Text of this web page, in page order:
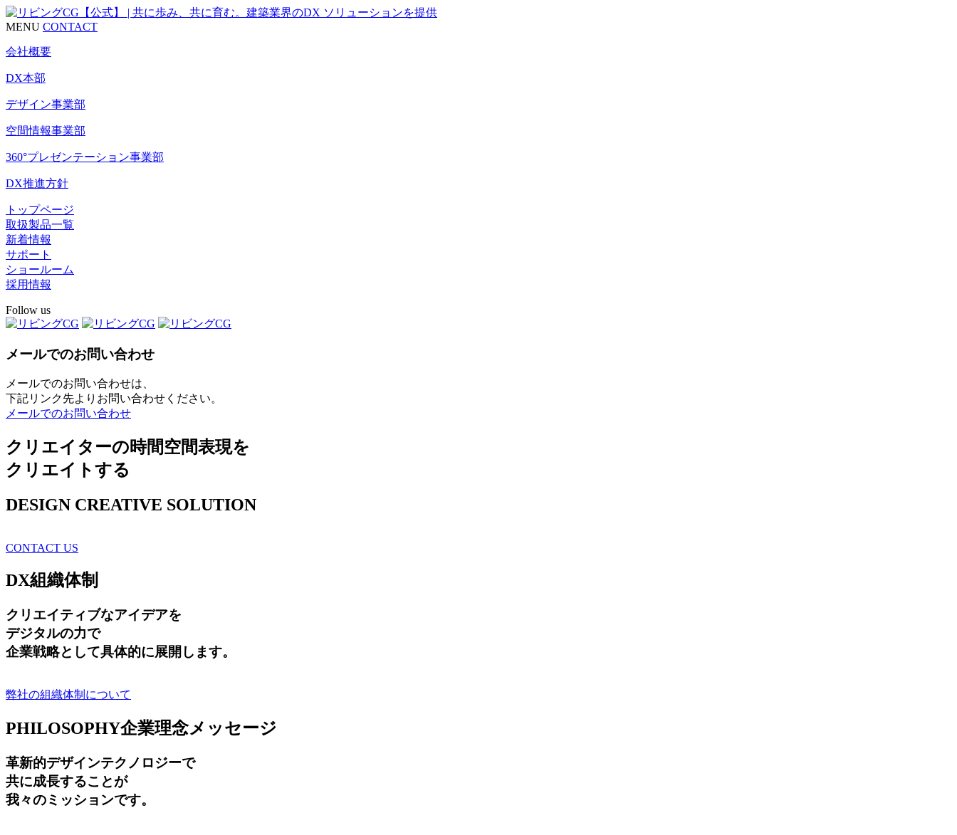
MENU CONTACT
会社概要
DX本部
デザイン事業部
空間情報事業部
360°プレゼンテーション事業部
DX推進方針
トップページ
取扱製品一覧
新着情報
サポート
ショールーム
採用情報
Follow us
メールでのお問い合わせ
メールでのお問い合わせは、
下記リンク先よりお問い合わせください。
メールでのお問い合わせ
クリエイターの時間空間表現を
クリエイトする
DESIGN CREATIVE SOLUTION
CONTACT US
DX組織体制
クリエイティブなアイデアを
デジタルの力で
企業戦略として具体的に展開します。
弊社の組織体制について
PHILOSOPHY企業理念メッセージ
革新的デザインテクノロジーで
共に成長することが
我々のミッションです。